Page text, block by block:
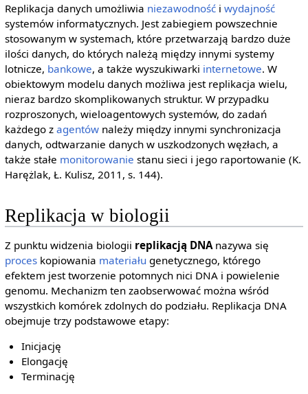
Replikacja danych umożliwia niezawodnośći wydajność
systemów informatycznych. Jest zabiegiem powszechnie
stosowanym w systemach, które przetwarzają bardzo duże
ilości danych, do których należą między innymi systemy
lotnicze, bankowe, a także wyszukiwarki internetowe. W
obiektowym modelu danych możliwa jest replikacja wielu,
nieraz bardzo skomplikowanych struktur. W przypadku
rozproszonych, wieloagentowych systemów, do zadań
każdego z agentównależy między innymi synchronizacja
danych, odtwarzanie danych w uszkodzonych węzłach, a
także stałe monitorowanie stanu sieci i jego raportowanie (K.
Harężlak, Ł. Kulisz, 2011, s. 144).
Replikacja w biologii
Z punktu widzenia biologii replikacją DNAnazywa się
proceskopiowania materiału genetycznego, którego
efektem jest tworzenie potomnych nici DNA i powielenie
genomu. Mechanizm ten zaobserwować można wśród
wszystkich komórek zdolnych do podziału. Replikacja DNA
obejmuje trzy podstawowe etapy:
Inicjację
Elongację
Terminację